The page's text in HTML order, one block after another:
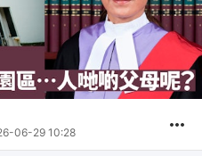
06-29 10:28